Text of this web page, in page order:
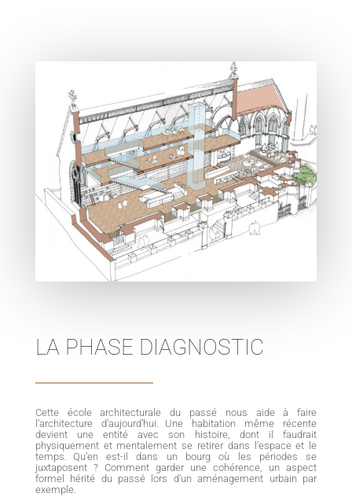
LA PHASE DIAGNOSTIC
Cette école architecturale du passé nous aide à faire
l’architecture d’aujourd’hui. Une habitation même récente
devient une entité avec son histoire, dont il faudrait
physiquement et mentalement se retirer dans l’espace et le
temps. Qu’en est-il dans un bourg où les périodes se
juxtaposent ? Comment garder une cohérence, un aspect
formel hérité du passé lors d’un aménagement urbain par
exemple.